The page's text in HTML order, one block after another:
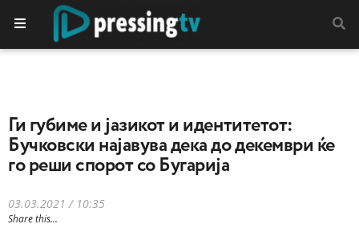
Ги губиме и јазикот и идентитетот:
Бучковски најавува дека до декември ќе
го реши спорот со Бугарија
03.03.2021 / 10:35
Share this...